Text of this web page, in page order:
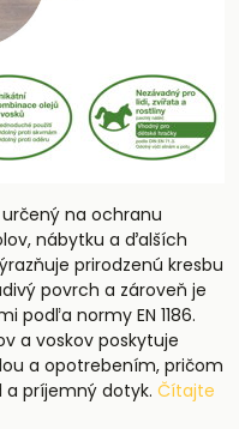
na ochranu
nábytku a ďalších
prirodzenú kresbu
povrch a zároveň je
podľa normy EN 1186.
a voskov poskytuje
a opotrebením, pričom
a príjemný dotyk. Čítajte